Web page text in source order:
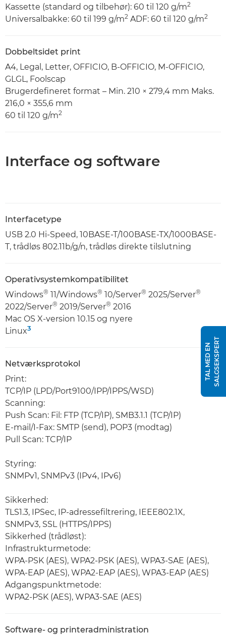
Kassette (standard og tilbehør): 60 til 120 g/m2
Universalbakke: 60 til 199 g/m2 ADF: 60 til 120 g/m2
Dobbeltsidet print
A4, Legal, Letter, OFFICIO, B-OFFICIO, M-OFFICIO,
GLGL, Foolscap
Brugerdefineret format – Min. 210 × 279,4 mm Maks.
216,0 × 355,6 mm
60 til 120 g/m2
Interface og software
Interfacetype
USB 2.0 Hi-Speed, 10BASE-T/100BASE-TX/1000BASE-
T, trådløs 802.11b/g/n, trådløs direkte tilslutning
Operativsystemkompatibilitet
Windows® 11/Windows® 10/Server® 2025/Server®
2022/Server® 2019/Server® 2016
Mac OS X-version 10.15 og nyere
Linux3
Netværksprotokol
Print:
TCP/IP (LPD/Port9100/IPP/IPPS/WSD)
Scanning:
Push Scan: Fil: FTP (TCP/IP), SMB3.1.1 (TCP/IP)
E-mail/I-Fax: SMTP (send), POP3 (modtag)
Pull Scan: TCP/IP
Styring:
SNMPv1, SNMPv3 (IPv4, IPv6)
Sikkerhed:
TLS1.3, IPSec, IP-adressefiltrering, IEEE802.1X,
SNMPv3, SSL (HTTPS/IPPS)
Sikkerhed (trådløst):
Infrastrukturmetode:
WPA-PSK (AES), WPA2-PSK (AES), WPA3-SAE (AES),
WPA-EAP (AES), WPA2-EAP (AES), WPA3-EAP (AES)
Adgangspunktmetode:
WPA2-PSK (AES), WPA3-SAE (AES)
Software- og printeradministration
T
A
L
M
E
D
E
N
S
A
L
G
S
E
K
S
P
E
RT